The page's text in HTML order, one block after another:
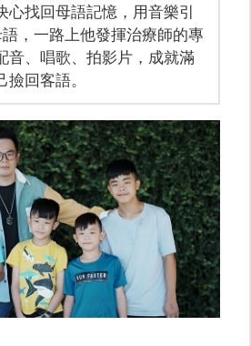
心找回母語記憶，用音樂引
，一路上他發揮治療師的專
音、唱歌、拍影片，成就滿
回客語。